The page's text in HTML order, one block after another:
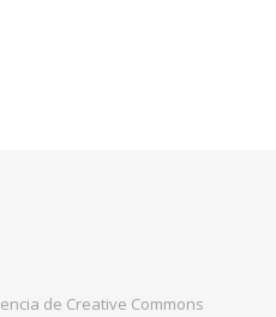
de Creative Commons